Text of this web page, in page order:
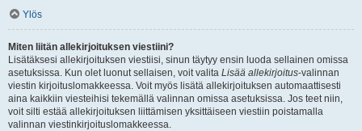
Ylös
Miten liitän allekirjoituksen viestiini?
Lisätäksesi allekirjoituksen viestiisi, sinun täytyy ensin luoda sellainen omissa
asetuksissa. Kun olet luonut sellaisen, voit valita Lisää allekirjoitus-valinnan
viestin kirjoituslomakkeessa. Voit myös lisätä allekirjoituksen automaattisesti
aina kaikkiin viesteihisi tekemällä valinnan omissa asetuksissa. Jos teet niin,
voit silti estää allekirjoituksen liittämisen yksittäiseen viestiin poistamalla
valinnan viestinkirjoituslomakkeessa.